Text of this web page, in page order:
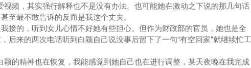
视频，其实强行解释也不是没有办法。也可能她在激动之下说的那几句话
至最不敢告诉的反而是我这个丈夫。
接的，听到女儿心情不好她有些担心。但作为财政部的官员，她也是全
后来的两次电话听到白颖自己说没事后留下了一句“有空回家”就继续忙工
颖的精神也在恢复，我能感觉到她自己也在进行调整，某天夜晚在我完成